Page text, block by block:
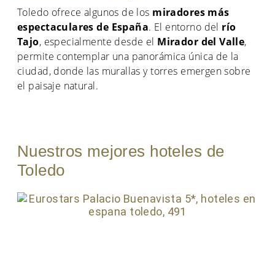
Toledo ofrece algunos de los miradores más
espectaculares de España. El entorno del río
Tajo, especialmente desde el Mirador del Valle,
permite contemplar una panorámica única de la
ciudad, donde las murallas y torres emergen sobre
el paisaje natural.
Nuestros mejores hoteles de
Toledo